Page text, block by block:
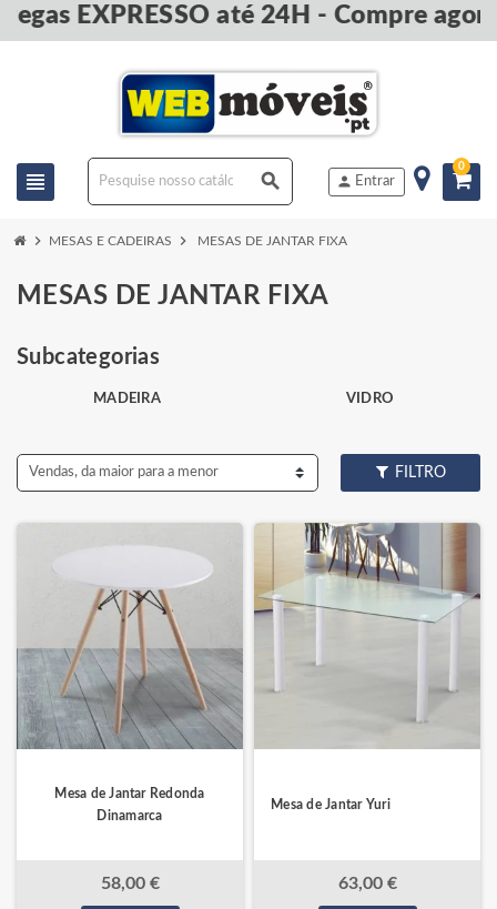
até 24H - Compre agora e
view_headline search person Entrar
0
chevron_right MESAS E CADEIRAS chevron_right MESAS DE JANTAR FIXA
MESAS DE JANTAR FIXA
Subcategorias
MADEIRA VIDRO
Vendas, da maior para a menor FILTRO
Mesa de Jantar Redonda
Dinamarca
58,00 €
Mesa de Jantar Yuri
63,00 €